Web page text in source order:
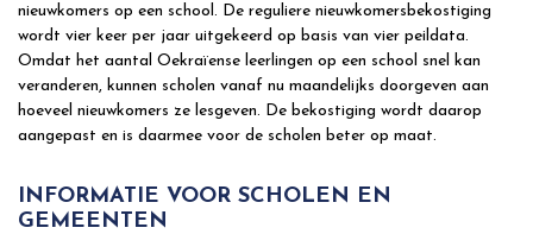
nieuwkomers op een school. De reguliere nieuwkomersbekostiging
wordt vier keer per jaar uitgekeerd op basis van vier peildata.
Omdat het aantal Oekraïense leerlingen op een school snel kan
veranderen, kunnen scholen vanaf nu maandelijks doorgeven aan
hoeveel nieuwkomers ze lesgeven. De bekostiging wordt daarop
aangepast en is daarmee voor de scholen beter op maat.
INFORMATIE VOOR SCHOLEN EN
GEMEENTEN